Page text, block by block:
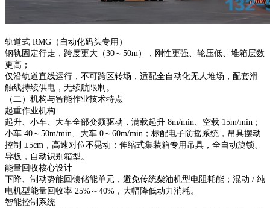
轨道式 RMG（自动化码头专用）
钢轨固定行走，跨度更大（30～50m），刚性更强、轮压低、堆箱层数
更高；
仅沿轨道直线运行，不可跨区转场，适配全自动化无人堆场，配套滑
触线持续供电，无续航限制。
（二）机构与智能作业技术特点
起重作业机构
起升、小车、大车全部变频驱动，满载起升 8m/min、空载 15m/min；
小车 40～50m/min、大车 0～60m/min；标配电子防摇系统，吊具摆动
控制 ±5cm，高速对位不晃动；伸缩式集装箱专用吊具，全自动旋锁、
导板，自动识别箱型。
能量回收核心设计
下降、制动势能回馈储能单元，避免传统柴油机型电阻耗能；混动 / 纯
电机型能量回收率 25%～40%，大幅降低动力消耗。
智能控制系统